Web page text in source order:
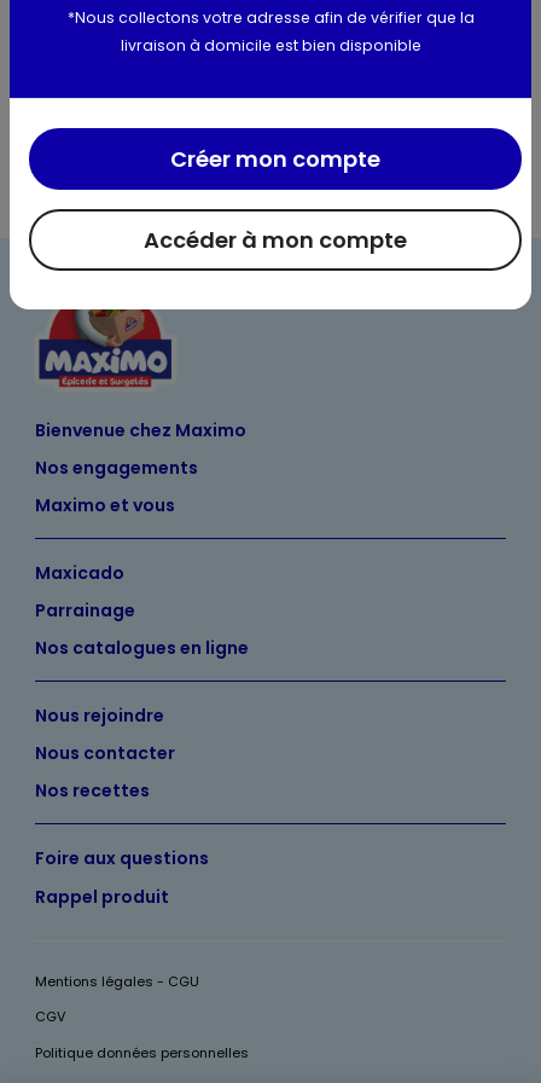
Valeurs nutritionnelles
Bienvenue chez Maximo
Nos engagements
Maximo et vous
Maxicado
Parrainage
Nos catalogues en ligne
Nous rejoindre
Nous contacter
Nos recettes
Foire aux questions
Rappel produit
Mentions légales - CGU
CGV
Politique données personnelles
*Nous collectons votre adresse afin de vérifier que la
livraison à domicile est bien disponible
Accéder à mon compte
Créer mon compte